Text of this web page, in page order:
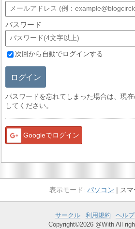
パスワード
次回から自動でログインする
ログイン
パスワードを忘れてしまった場合は、現
してください。
Googleでログイン
パソコン ス
サークル 利用規約 ヘルプ
Copyright©2026 @With All